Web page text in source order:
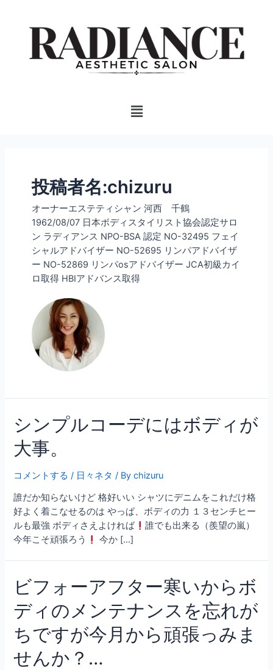
Menu
投稿者名:chizuru
オーナーエステティシャン 河西 千鶴
1962/08/07 日本ボディスタイリスト協会認定サロ
ン ラディアンス NPO-BSA 認定 NO-32495 フェイ
シャルアドバイザー NO-52695 リンパアドバイザ
ー NO-52869 リンパosアドバイザー JCA初級カイ
ロ取得 HBIアドバンス取得
シンプルコーデにはボディが
大事。
コメントする / 日々ネタ / Bychizuru
誰だか知らないけど 格好いい シャツにデニムをこれだけ格
好よく着こなせるのは やっぱ、ボディの力 １３センチヒー
ルも最強 ボディさえよければ
誰でも出来る（羨望の嵐）
今年こそ頑張ろう
今か […]
ビフォーアフター寒いからボ
ディのメンテナンスを忘れが
ちですが今月から頑張っみま
せんか？…